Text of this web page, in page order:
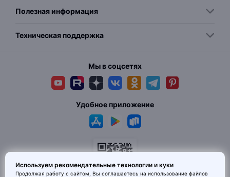
Полезная информация
Техническая поддержка
Мы в соцсетях
Удобное приложение
Используем рекомендательные технологии и куки
Продолжая работу с сайтом, Вы соглашаетесь на использование файлов